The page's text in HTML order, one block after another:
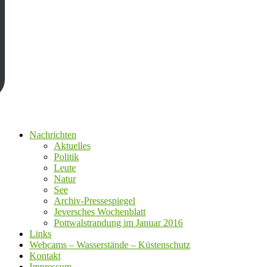
Nachrichten
Aktuelles
Politik
Leute
Natur
See
Archiv-Pressespiegel
Jeversches Wochenblatt
Pottwalstrandung im Januar 2016
Links
Webcams – Wasserstände – Küstenschutz
Kontakt